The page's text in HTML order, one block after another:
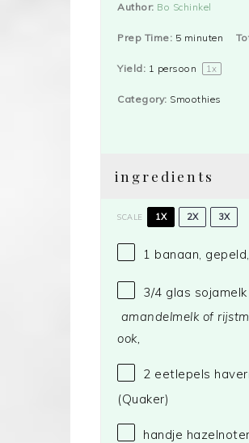
Author: Bo Schinkel
Prep Time: 5 minuten
Yield: 1 persoon 1x
Category: Smoothies
ingredients
SCALE 1X 2X 3X
1 banaan, gepeld,
3/4 glas sojamelk
amandelmelk of
ook,
2 eetlepels
(Quaker)
handje